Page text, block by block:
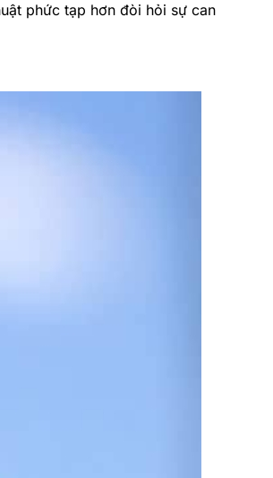
phức tạp hơn đòi hỏi sự can